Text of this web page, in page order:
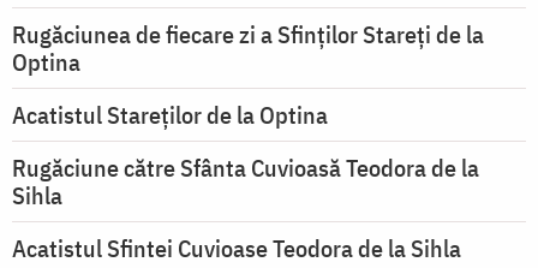
Rugăciunea de fiecare zi a Sfinților Stareți de la
Optina
Acatistul Stareţilor de la Optina
Rugăciune către Sfânta Cuvioasă Teodora de la
Sihla
Acatistul Sfintei Cuvioase Teodora de la Sihla